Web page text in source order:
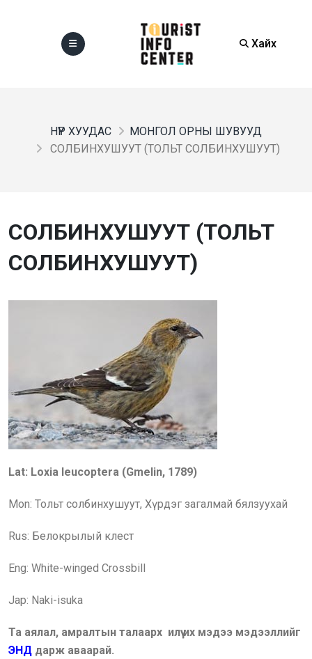
Хайх
НҮҮР ХУУДАС
МОНГОЛ ОРНЫ ШУВУУД
СОЛБИНХУШУУТ (ТОЛЬТ СОЛБИНХУШУУТ)
СОЛБИНХУШУУТ (ТОЛЬТ
СОЛБИНХУШУУТ)
Lat: Loxia leucoptera (Gmelin, 1789)
Mon: Тольт солбинхушуут, Хүрдэг загалмай бялзуухай
Rus: Белокрылый клест
Eng: White-winged Crossbill
Jap: Naki-isuka
Та аялал, амралтын талаарх илүү их мэдээ мэдээллийг
ЭНД дарж аваарай.